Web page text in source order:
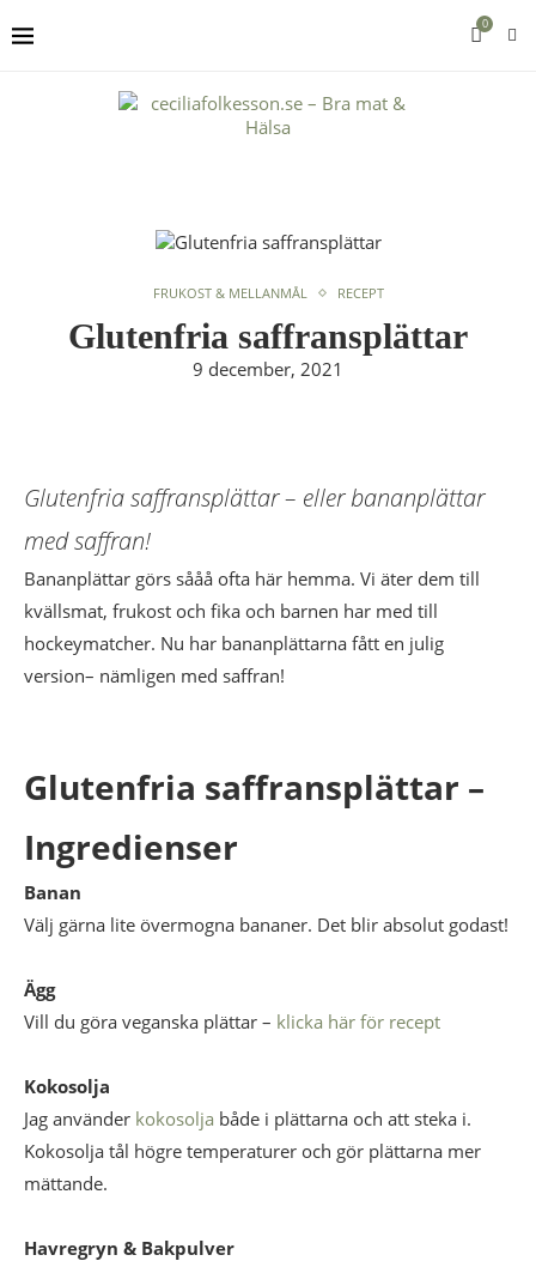
0
FRUKOST & MELLANMÅL RECEPT
Glutenfria saffransplättar
9 december, 2021
Glutenfria saffransplättar – eller bananplättar
med saffran!
Bananplättar görs sååå ofta här hemma. Vi äter dem till
kvällsmat, frukost och fika och barnen har med till
hockeymatcher. Nu har bananplättarna fått en julig
version– nämligen med saffran!
Glutenfria saffransplättar –
Ingredienser
Banan
Välj gärna lite övermogna bananer. Det blir absolut godast!
Ägg
Vill du göra veganska plättar – klicka här för recept
Kokosolja
Jag använder kokosolja både i plättarna och att steka i.
Kokosolja tål högre temperaturer och gör plättarna mer
mättande.
Havregryn & Bakpulver